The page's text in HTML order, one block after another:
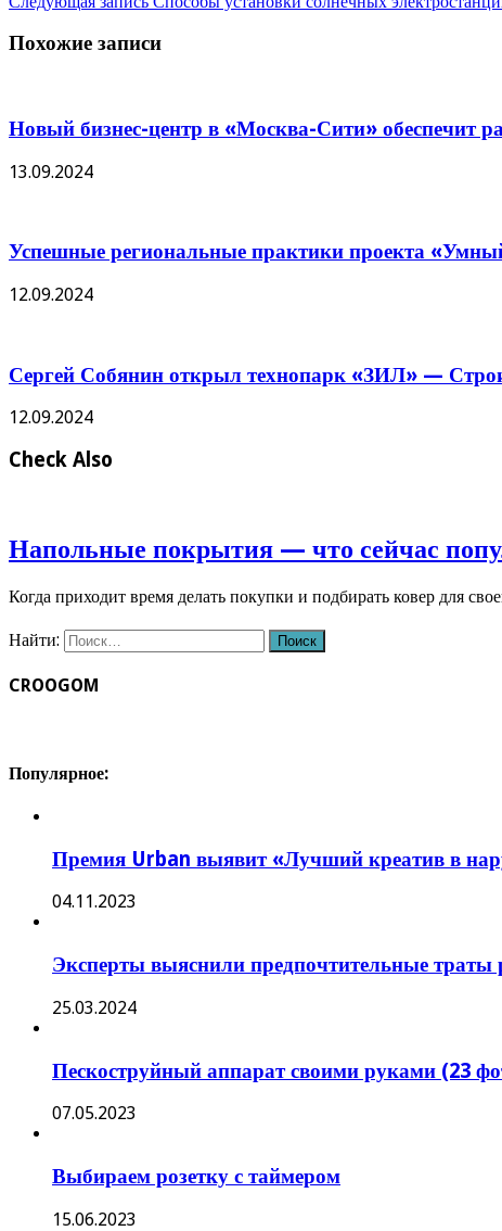
Похожие записи
Новый бизнес-центр в «Москва-Сити» обеспечит
13.09.2024
Успешные региональные практики проекта
12.09.2024
Сергей Собянин открыл технопарк «ЗИЛ» —
12.09.2024
Check Also
Напольные покрытия — что сейчас
Когда приходит время делать покупки и подбирать ковер для
Найти:
CROOGOM
Популярное:
Премия Urban выявит «Лучший креатив в
04.11.2023
Эксперты выяснили предпочтительные траты
25.03.2024
Пескоструйный аппарат своими руками (23
07.05.2023
Выбираем розетку с таймером
15.06.2023